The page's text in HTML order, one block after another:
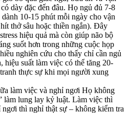
dày đặc đến đâu. Họ ngủ đủ 7-8
10-15 phút mỗi ngày cho vận
thở sâu hoặc thiền ngắn). Đây
hiệu quả mà còn giúp não bộ
suốt hơn trong những cuộc họp
nghiên cứu cho thấy chỉ cần ngủ
hiệu suất làm việc có thể tăng 20-
thực sự khi mọi người xung
làm việc và nghỉ ngơi Họ không
làm lung lay kỷ luật. Làm việc thì
thì nghỉ thật sự – không kiểm tra